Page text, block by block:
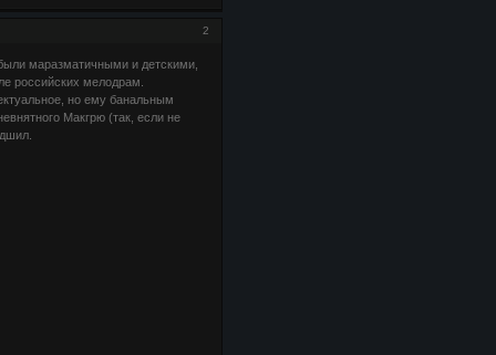
2
маразматичными и детскими,
российских мелодрам.
но ему банальным
Макгрю (так, если не